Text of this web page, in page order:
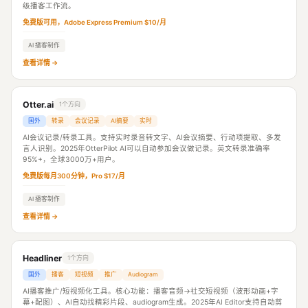
级播客工作流。
免费版可用，Adobe Express Premium $10/月
AI 播客制作
查看详情 →
Otter.ai 1个方向
国外 转录 会议记录 AI摘要 实时
AI会议记录/转录工具。支持实时录音转文字、AI会议摘要、行动项提取、多发
言人识别。2025年OtterPilot AI可以自动参加会议做记录。英文转录准确率
95%+，全球3000万+用户。
免费版每月300分钟，Pro $17/月
AI 播客制作
查看详情 →
Headliner 1个方向
国外 播客 短视频 推广 Audiogram
AI播客推广/短视频化工具。核心功能：播客音频→社交短视频（波形动画+字
幕+配图）、AI自动找精彩片段、audiogram生成。2025年AI Editor支持自动剪